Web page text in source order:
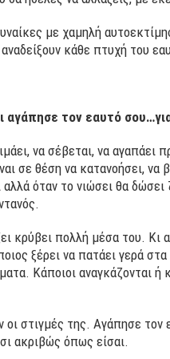
με χαμηλή
κάθε πτυχή του
τον εαυτό
να σέβεται, να
σε θέση να κατανοήσει, να
όταν το νιώσει θα
κρύβει πολλή μέσα του.
ξέρει να πατάει γερά
Κάποιοι αναγκάζονται
στιγμές της. Αγάπησε
ακριβώς όπως είσαι.